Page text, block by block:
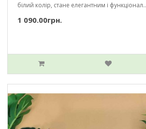
білий колір, стане елегантним і функціонал..
1 090.00грн.